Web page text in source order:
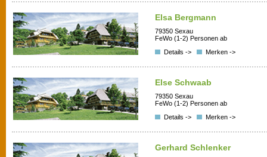
Elsa Bergmann
79350 Sexau
FeWo (1-2) Personen ab
Details ->
Merken ->
Else Schwaab
79350 Sexau
FeWo (1-2) Personen ab
Details ->
Merken ->
Gerhard Schlenker